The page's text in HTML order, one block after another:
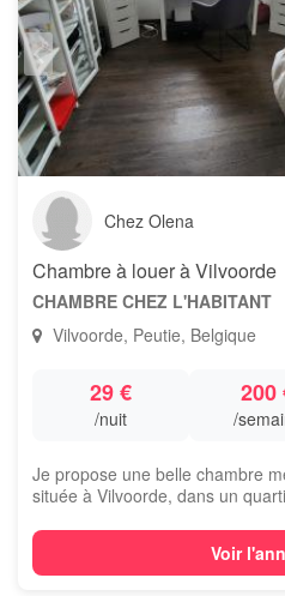
Chez Olena
Chambre à louer à Vilvoorde
CHAMBRE CHEZ L'HABITANT
Vilvoorde, Peutie, Belgique
29 €
/nuit
200
/
Je propose une belle chambre
située à Vilvoorde, dans un
Voir